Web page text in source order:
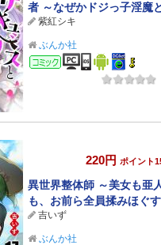
者 ～なぜかドジっ子淫魔
（分冊版） 【第5話】
紫紅シキ
ぶんか社
コミック
220円 ポイント
異世界整体師 ～美女も亜
も、お前ら全員揉みほぐ
版） 【第17話】
吉いず
ぶんか社